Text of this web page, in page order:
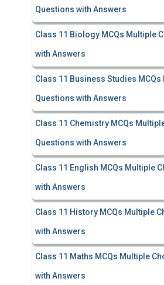
Questions with Answers
Class 11 Biology MCQs Multiple
with Answers
Class 11 Business Studies
Questions with Answers
Class 11 Chemistry MCQs
Questions with Answers
Class 11 English MCQs Multiple
with Answers
Class 11 History MCQs Multiple
with Answers
Class 11 Maths MCQs Multiple
with Answers